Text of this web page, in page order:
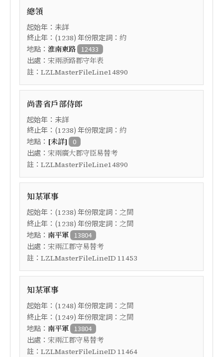
總領
起始年：未詳
終止年：(1238) 年份限定詞： 約
地點： 淮南東路 12433
出處： 宋兩浙路郡守年表
註： LZLMasterFileLine14890
尚書省戶部侍郎
起始年：未詳
終止年：(1238) 年份限定詞： 約
地點： [未詳] 0
出處： 宋兩廣大郡守臣易替考
註： LZLMasterFileLine14890
知某軍事
起始年：(1238) 年份限定詞： 之間
終止年：(1238) 年份限定詞： 之間
地點： 南平軍 13804
出處： 宋兩江郡守易替考
註： LZLMasterFileLineID 11453
知某軍事
起始年：(1248) 年份限定詞： 之間
終止年：(1249) 年份限定詞： 之間
地點： 南平軍 13804
出處： 宋兩江郡守易替考
註： LZLMasterFileLineID 11464